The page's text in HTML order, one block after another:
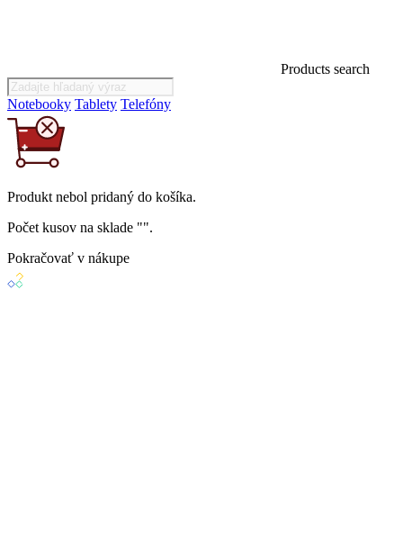
Products search
Notebooky Tablety Telefóny
Produkt nebol pridaný do košíka.
Počet kusov na sklade "".
Pokračovať v nákupe